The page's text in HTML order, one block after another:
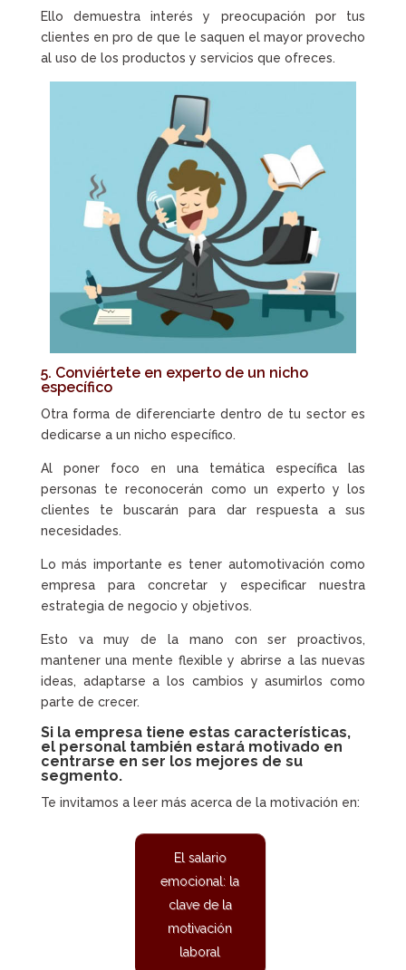
Ello demuestra interés y preocupación por tus
clientes en pro de que le saquen el mayor provecho
al uso de los productos y servicios que ofreces.
5. Conviértete en experto de un nicho
específico
Otra forma de diferenciarte dentro de tu sector es
dedicarse a un nicho específico.
Al poner foco en una temática específica las
personas te reconocerán como un experto y los
clientes te buscarán para dar respuesta a sus
necesidades.
Lo más importante es tener automotivación como
empresa para concretar y especificar nuestra
estrategia de negocio y objetivos.
Esto va muy de la mano con ser proactivos,
mantener una mente flexible y abrirse a las nuevas
ideas, adaptarse a los cambios y asumirlos como
parte de crecer.
Si la empresa tiene estas características,
el personal también estará motivado en
centrarse en ser los mejores de su
segmento.
Te invitamos a leer más acerca de la motivación en:
El salario
emocional: la
clave de la
motivación
laboral